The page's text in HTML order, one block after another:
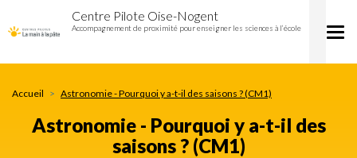
Pourquoi
saisons
au
contenu
Centre Pilote Oise-Nogent
Accompagnement de proximité pour enseigner les sciences à l’école
Accueil Astronomie - Pourquoi y a-t-il des saisons ? (CM1)
Astronomie - Pourquoi y a-t-il des
saisons ? (CM1)